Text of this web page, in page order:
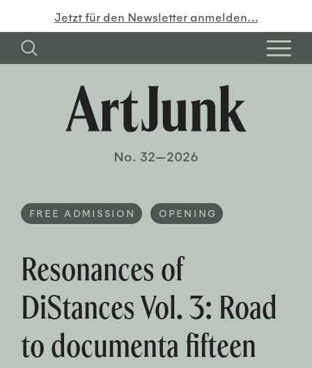
Jetzt für den Newsletter anmelden…
No. 32—2026
FREE ADMISSION OPENING
Resonances of
DiStances Vol. 3: Road
to documenta fifteen